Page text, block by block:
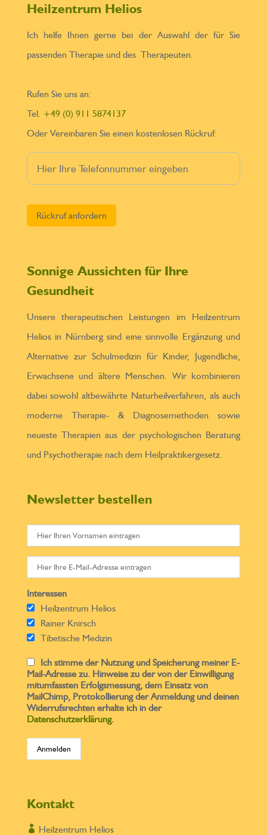
Heilzentrum Helios
Ich helfe Ihnen gerne bei der Auswahl der für Sie
passenden Therapie und des Therapeuten.
Rufen Sie uns an:
Tel. +49 (0) 911 5874137
Oder Vereinbaren Sie einen kostenlosen Rückruf:
Sonnige Aussichten für Ihre
Gesundheit
Unsere therapeutischen Leistungen im Heilzentrum
Helios in Nürnberg sind eine sinnvolle Ergänzung und
Alternative zur Schulmedizin für Kinder, Jugendliche,
Erwachsene und ältere Menschen. Wir kombinieren
dabei sowohl altbewährte Naturheilverfahren, als auch
moderne Therapie- & Diagnosemethoden sowie
neueste Therapien aus der psychologischen Beratung
und Psychotherapie nach dem Heilpraktikergesetz.
Newsletter bestellen
Interessen
Heilzentrum Helios
Rainer Knirsch
Tibetische Medizin
Ich stimme der Nutzung und Speicherung meiner E-
Mail-Adresse zu. Hinweise zu der von der Einwilligung
mitumfassten Erfolgsmessung, dem Einsatz von
MailChimp, Protokollierung der Anmeldung und deinen
Widerrufsrechten erhalte ich in der
Datenschutzerklärung.
Kontakt
 Heilzentrum Helios